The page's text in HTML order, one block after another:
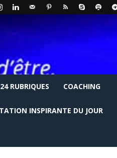
24 RUBRIQUES COACHING
INSPIRANTE DU JOUR